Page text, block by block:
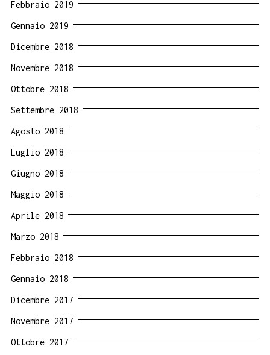
Febbraio 2019
Gennaio 2019
Dicembre 2018
Novembre 2018
Ottobre 2018
Settembre 2018
Agosto 2018
Luglio 2018
Giugno 2018
Maggio 2018
Aprile 2018
Marzo 2018
Febbraio 2018
Gennaio 2018
Dicembre 2017
Novembre 2017
Ottobre 2017